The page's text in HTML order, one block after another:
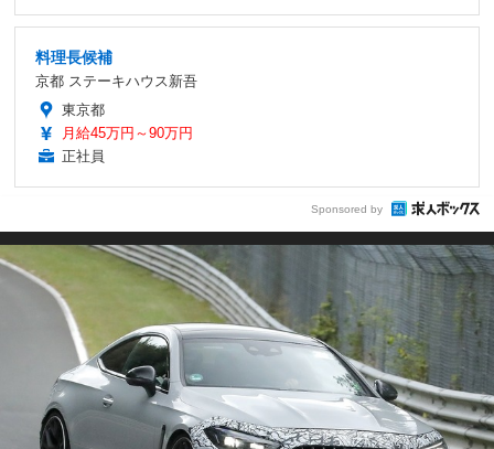
料理長候補
京都 ステーキハウス新吾
東京都
月給45万円～90万円
正社員
Sponsored by